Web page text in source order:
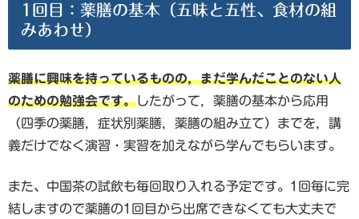
1回目：薬膳の基本（五味と五性、食材の組
みあわせ）
薬膳に興味を持っているものの，まだ学んだことのない人
のための勉強会です。したがって，薬膳の基本から応用
（四季の薬膳，症状別薬膳，薬膳の組み立て）までを，講
義だけでなく演習・実習を加えながら学んでもらいます。
また、中国茶の試飲も毎回取り入れる予定です。1回毎に完
結しますので薬膳の1回目から出席できなくても大丈夫で